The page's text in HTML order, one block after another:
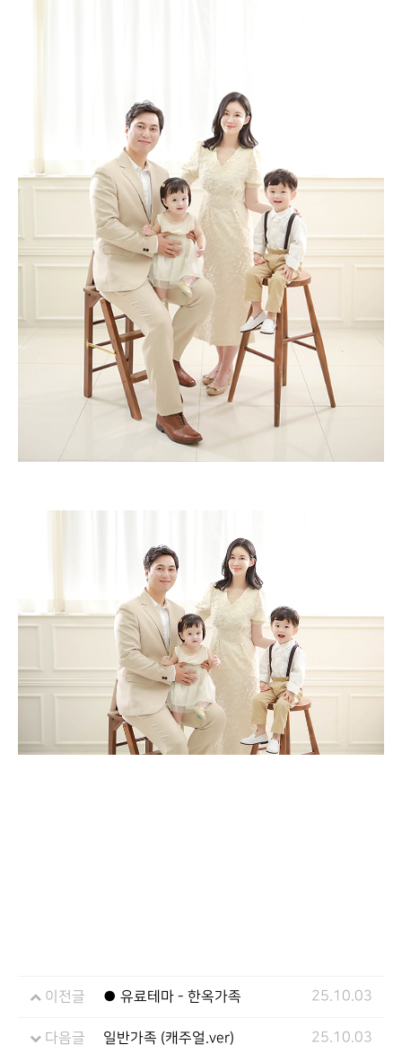
이전글 ● 유료테마 - 한옥가족 25.10.03
다음글 일반가족 (캐주얼.ver) 25.10.03